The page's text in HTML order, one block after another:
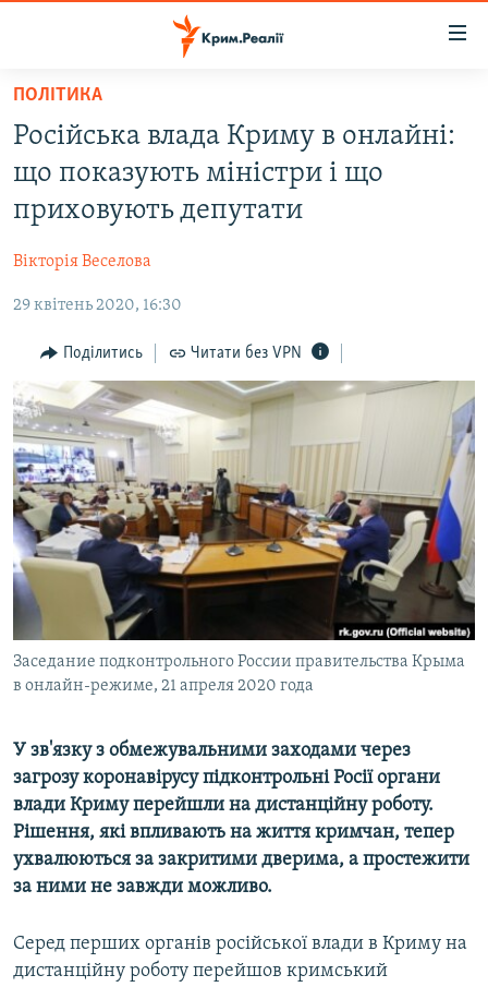
Перейти
основного
матеріалу
до
основної
навігації
Перейти
пошуку
ВІДЕО ТА ФОТО
БЛОГИ
ПОГЛЯД
ІНТЕРВ'Ю
ВСЕ ЗА ДЕНЬ
СПЕЦПРОЕКТИ
ДЕПОРТАЦІЯ
ВІДЕОУРОКИ «ELIFBE»
СВІДЧЕННЯ ОКУПАЦІЇ
УКРАЇНСЬКА ПРОБЛЕМА КРИМУ
ІНФОГРАФІКА
ЯК ОБІЙТИ БЛОКУВАННЯ
Русский
Qırımtatar
ПОЛІТИКА
Російська влада Криму в онлайні:
що показують міністри і що
приховують депутати
Вікторія Веселова
29 квітень 2020, 16:30
Поділитись Читати без VPN
Заседание подконтрольного России правительства Крыма
в онлайн-режиме, 21 апреля 2020 года
У зв'язку з обмежувальними заходами через
загрозу коронавірусу підконтрольні Росії органи
влади Криму перейшли на дистанційну роботу.
Рішення, які впливають на життя кримчан, тепер
ухвалюються за закритими дверима, а простежити
за ними не завжди можливо.
Серед перших органів російської влади в Криму на
дистанційну роботу перейшов кримський